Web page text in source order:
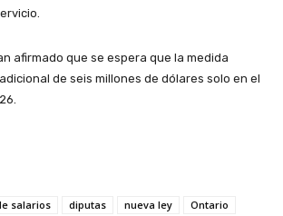
afirmado que se espera que la medida
de seis millones de dólares solo en el
salarios diputas nueva ley
Ontario